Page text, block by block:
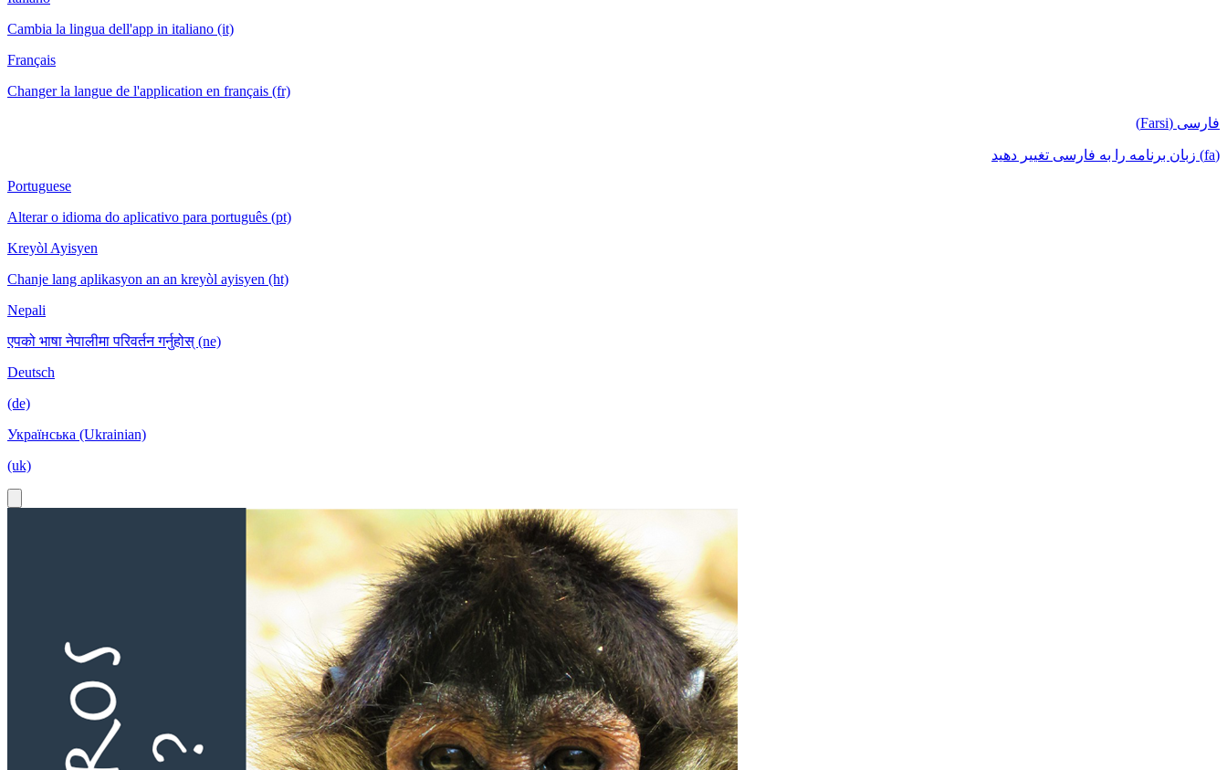
Cambia la lingua dell'app in italiano (it)
Français
Changer la langue de l'application en français (fr)
فارسی (Farsi)
(fa) زبان برنامه را به فارسی تغییر دهید
Portuguese
Alterar o idioma do aplicativo para português (pt)
Kreyòl Ayisyen
Chanje lang aplikasyon an an kreyòl ayisyen (ht)
Nepali
एपको भाषा नेपालीमा परिवर्तन गर्नुहोस् (ne)
Deutsch
(de)
Українська (Ukrainian)
(uk)